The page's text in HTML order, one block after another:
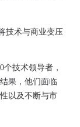
技术与商业变压
个技术领导者，
果，他们面临
以及不断与市